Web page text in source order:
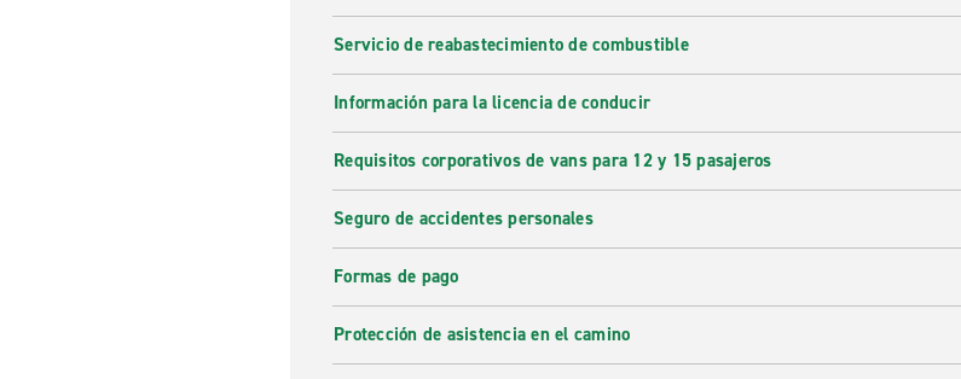
Servicio de reabastecimiento de combustible
Información para la licencia de conducir
Requisitos corporativos de vans para 12 y 15 pasajeros
Seguro de accidentes personales
Formas de pago
Protección de asistencia en el camino